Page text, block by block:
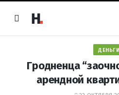
ДЕНЬГИ
Гродненца
арендной